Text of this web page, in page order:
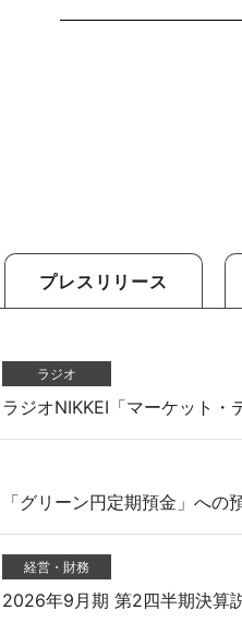
プレスリリース
ラジオ
ラジオNIKKEI「マーケット・
「グリーン円定期預金」への
経営・財務
2026年9月期 第2四半期決算
抗菌対応商品
推し活向け商品